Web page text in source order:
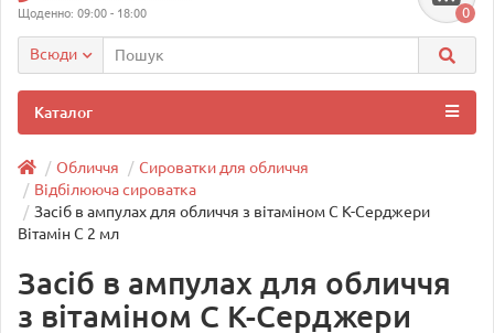
Щоденно: 09:00 - 18:00 0
Всюди
Каталог
Обличчя
Сироватки для обличчя
Відбілююча сироватка
Засіб в ампулах для обличчя з вітаміном С К-Серджери
Вітамін С 2 мл
Засіб в ампулах для обличчя
з вітаміном С К-Серджери